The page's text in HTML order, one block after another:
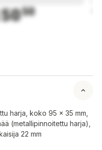
50
harja, koko 95 x 35 mm,
(metallipinnoitettu harja),
22 mm